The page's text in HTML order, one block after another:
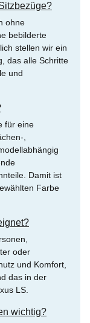
ohne
bebilderte
stellen wir ein
das alle Schritte
und
für eine
,
Damit ist
Farbe
oder
und Komfort,
das in der
LS.
wichtig?